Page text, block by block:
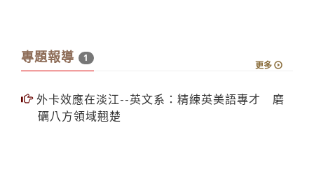
專題報導 1
更多
外卡效應在淡江--英文系：精練英美語專才 磨
礪八方領域翹楚